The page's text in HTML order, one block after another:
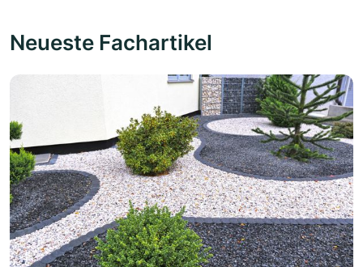
Neueste Fachartikel